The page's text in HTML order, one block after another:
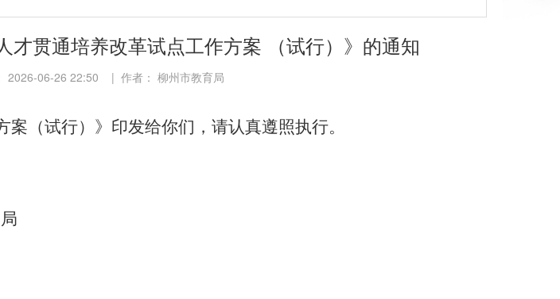
贯通培养改革试点工作方案 （试行）》的通知
2026-06-26 22:50 | 作者： 柳州市教育局
（试行）》印发给你们，请认真遵照执行。
局